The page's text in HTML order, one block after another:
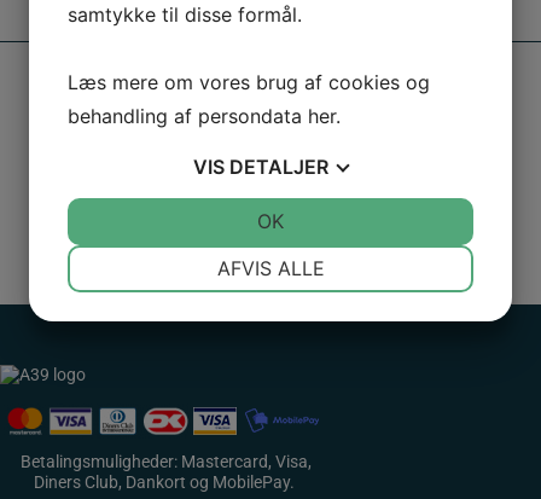
ChipFill
Logo Danske Hospitalsklovne
Betalingsmuligheder: Mastercard, Visa,
Diners Club, Dankort og MobilePay.
samtykke til disse formål.
Læs mere om vores brug af cookies og
behandling af persondata her.
VIS DETALJER
AFVIS ALLE
OK